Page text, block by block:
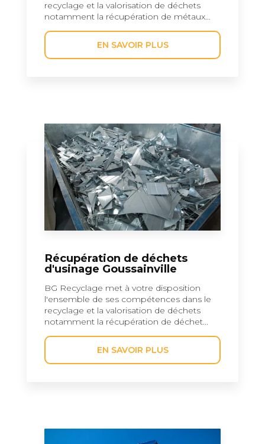
recyclage et la valorisation de déchets
notamment la récupération de métaux...
EN SAVOIR PLUS
Récupération de déchets
d'usinage Goussainville
BG Recyclage met à votre disposition
l'ensemble de ses compétences dans le
recyclage et la valorisation de déchets
notamment la récupération de déchet...
EN SAVOIR PLUS